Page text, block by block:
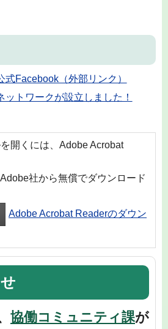
式Facebook（外部リンク）
ットワークが設立しました！
開くには、Adobe Acrobat
社から無償でダウンロード
Adobe Acrobat Readerのダウン
協働コミュニティ課が